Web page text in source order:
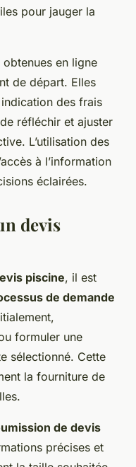
pour jauger la
obtenues en ligne
de départ. Elles
des frais
réfléchir et ajuster
L’utilisation des
à l’information
éclairées.
devis
piscine, il est
de demande
formuler une
sélectionné. Cette
la fourniture de
de devis
précises et